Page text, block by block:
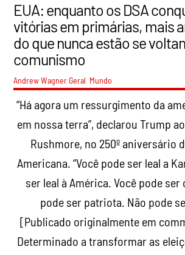
EUA: enquanto os DSA
vitórias em primárias, mais
do que nunca estão se
comunismo
Andrew Wagner Geral Mundo
“Há agora um ressurgimento da
em nossa terra”, declarou Trump
Rushmore, no 250º aniversário
Americana. “Você pode ser leal a
ser leal à América. Você pode
pode ser patriota. Não pode
[Publicado originalmente em
Determinado a transformar as